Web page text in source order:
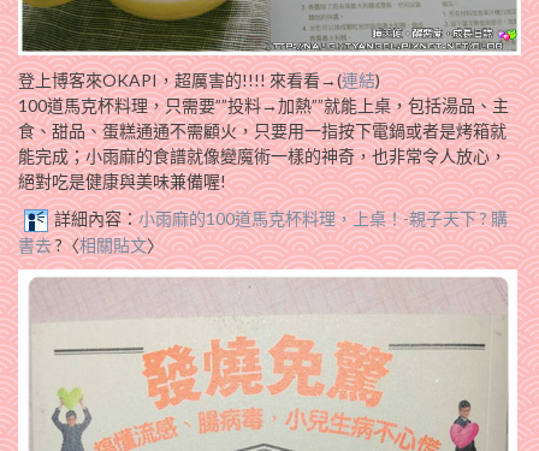
登上博客來OKAPI，超厲害的!!!! 來看看→(連結)
100道馬克杯料理，只需要””投料→加熱””就能上桌，包括湯品、主
食、甜品、蛋糕通通不需顧火，只要用一指按下電鍋或者是烤箱就
能完成；小雨麻的食譜就像變魔術一樣的神奇，也非常令人放心，
絕對吃是健康與美味兼備喔!
詳細內容：小雨麻的100道馬克杯料理，上桌！-親子天下 ? 購
書去?〈相關貼文〉